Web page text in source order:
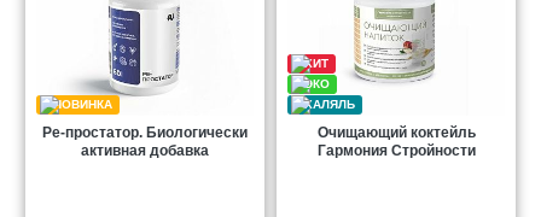
Ре-простатор. Биологически
активная добавка
Очищающий коктейль
Гармония Стройности